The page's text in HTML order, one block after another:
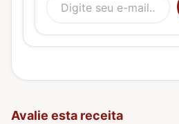
Avalie esta receita